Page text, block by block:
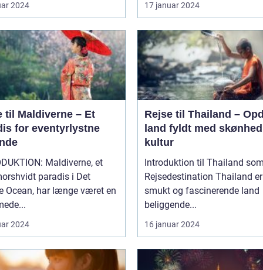
2024 17 januar 2024
til Maldiverne – Et
for eventyrlystne
Maldiverne, et
paradis i Det
Ocean, har længe været en
2024
Rejse til Thailand –
land fyldt med
kultur
Introduktion til Thailand
Rejsedestination Thailand er et
smukt og fascinerende land
beliggende...
16 januar 2024